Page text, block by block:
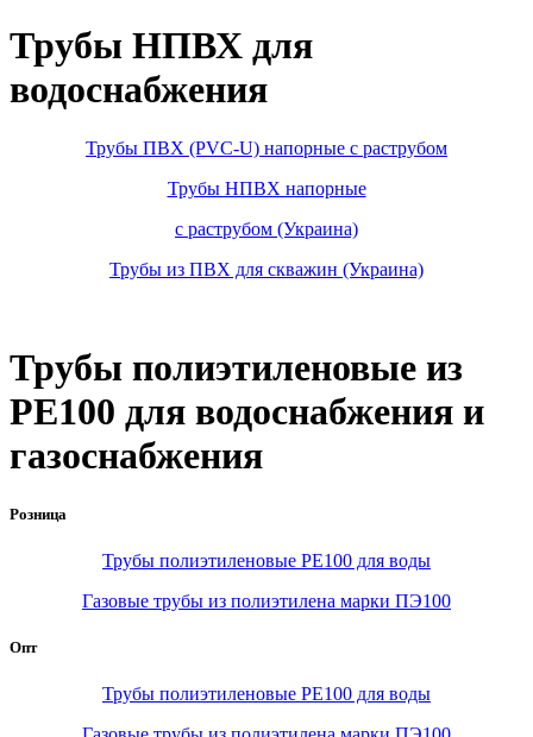
Трубы НПВХ для
водоснабжения
Трубы ПВХ (PVC-U) напорные с раструбом
Трубы НПВХ напорные
с раструбом (Украина)
Трубы из ПВХ для скважин (Украина)
Трубы полиэтиленовые из
PE100 для водоснабжения и
газоснабжения
Розница
Трубы полиэтиленовые PE100 для воды
Газовые трубы из полиэтилена марки ПЭ100
Опт
Трубы полиэтиленовые PE100 для воды